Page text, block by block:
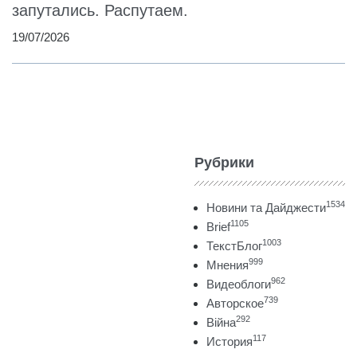
запутались. Распутаем.
19/07/2026
Рубрики
Новини та Дайджести1534
Brief1105
ТекстБлог1003
Мнения999
Видеоблоги962
Авторское739
Війна292
История117